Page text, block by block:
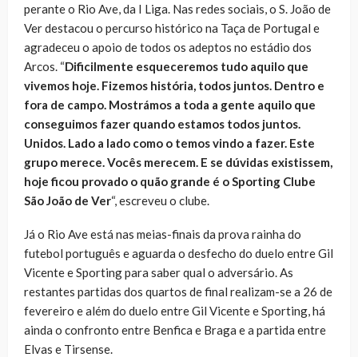
perante o Rio Ave, da I Liga. Nas redes sociais, o S. João de
Ver destacou o percurso histórico na Taça de Portugal e
agradeceu o apoio de todos os adeptos no estádio dos
Arcos. “Dificilmente esqueceremos tudo aquilo que
vivemos hoje. Fizemos história, todos juntos. Dentro e
fora de campo. Mostrámos a toda a gente aquilo que
conseguimos fazer quando estamos todos juntos.
Unidos. Lado a lado como o temos vindo a fazer. Este
grupo merece. Vocês merecem. E se dúvidas existissem,
hoje ficou provado o quão grande é o Sporting Clube
São João de Ver“, escreveu o clube.
Já o Rio Ave está nas meias-finais da prova rainha do
futebol português e aguarda o desfecho do duelo entre Gil
Vicente e Sporting para saber qual o adversário. As
restantes partidas dos quartos de final realizam-se a 26 de
fevereiro e além do duelo entre Gil Vicente e Sporting, há
ainda o confronto entre Benfica e Braga e a partida entre
Elvas e Tirsense.